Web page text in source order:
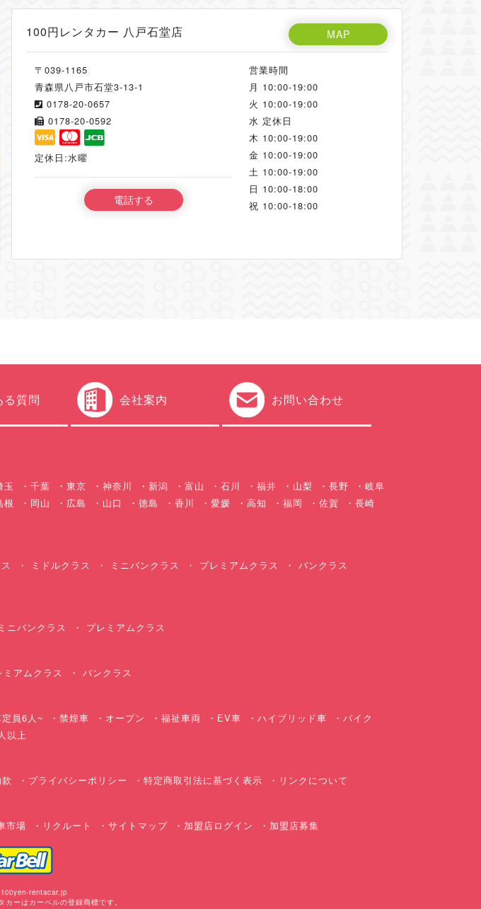
100円レンタカー 八戸石堂店 MAP
〒039-1165
青森県八戸市石堂3-13-1
0178-20-0657
0178-20-0592
定休日:水曜
電話する
営業時間
月 10:00-19:00
火 10:00-19:00
水 定休日
木 10:00-19:00
金 10:00-19:00
土 10:00-19:00
日 10:00-18:00
祝 10:00-18:00
る質問 会社案内 お問い合わせ
玉 千葉 東京 神奈川 新潟 富山 石川 福井 山梨 長野
岐阜
根 岡山 広島 山口 徳島 香川 愛媛 高知 福岡 佐賀
長崎
ミドルクラス ミニバンクラス プレミアムクラス
バンクラス
ミニバンクラス プレミアムクラス
ミアムクラス バンクラス
員6人~ 禁煙車 オープン 福祉車両 EV車 ハイブリッド車
バイク
以上
プライバシーポリシー 特定商取引法に基づく表示 リンクについて
市場 リクルート サイトマップ 加盟店ログイン 加盟店募集
rentacar.jp
ーはカーベルの登録商標です。